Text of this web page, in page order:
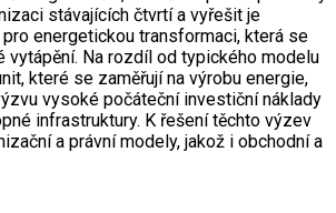
stávajících čtvrtí a vyřešit je
energetickou transformaci, která se
vytápění. Na rozdíl od typického modelu
které se zaměřují na výrobu energie,
vysoké počáteční investiční náklady
infrastruktury. K řešení těchto výzev
a právní modely, jakož i obchodní a